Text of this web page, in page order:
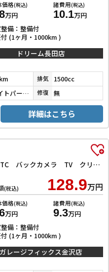
価格(税込)
万円
諸費用(税込)
10.1万円
備：整備付
(1ヶ月・1000km )
ドリーム長田店
排気 1500cc
ホワイトパールクリスタルシャイン 修復 無
詳細はこちら
G 4WD ドライブレコーダー ETC バックカメラ TV クリアランスソナー レーンアシスト 衝突被害軽減システム オートライト LEDヘッドランプ ヘッドライトウォッシャー スマートキー
(税込) 128.9万円
価格(税込)
万円
諸費用(税込)
9.3万円
備：整備付
(1ヶ月・1000km )
ガレージフィックス金沢店